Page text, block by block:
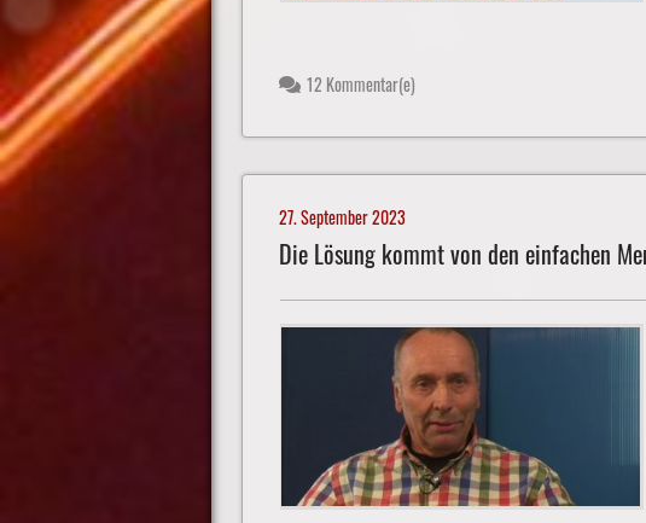
12 Kommentar(e)
27. September 2023
Die Lösung kommt von den einfachen